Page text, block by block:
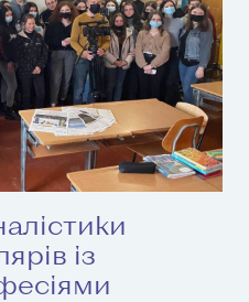
із